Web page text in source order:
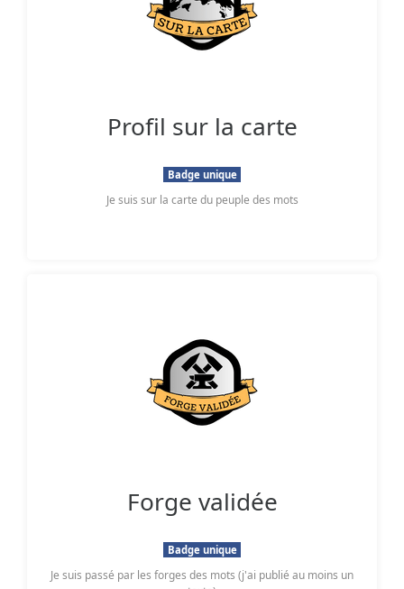
Profil sur la carte
Badge unique
Je suis sur la carte du peuple des mots
Forge validée
Badge unique
Je suis passé par les forges des mots (j'ai publié au moins un